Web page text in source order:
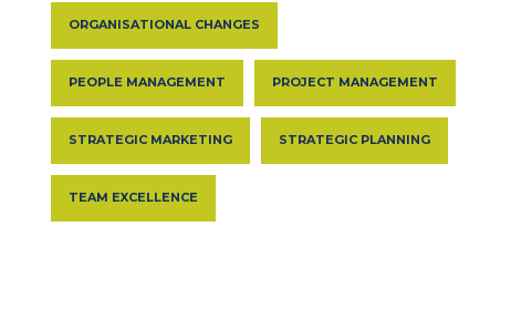
ORGANISATIONAL CHANGES
PEOPLE MANAGEMENT PROJECT MANAGEMENT
STRATEGIC MARKETING STRATEGIC PLANNING
TEAM EXCELLENCE